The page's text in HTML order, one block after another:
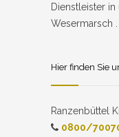
Dienstleister
Wesermarsch .
Hier finden Sie
Ranzenbüttel
0800/